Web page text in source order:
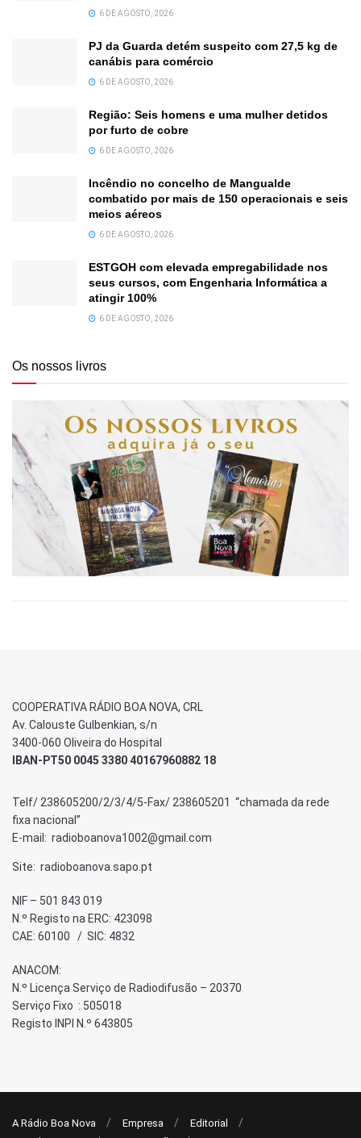
6 DE AGOSTO, 2026
PJ da Guarda detém suspeito com 27,5 kg de
canábis para comércio
6 DE AGOSTO, 2026
Região: Seis homens e uma mulher detidos
por furto de cobre
6 DE AGOSTO, 2026
Incêndio no concelho de Mangualde
combatido por mais de 150 operacionais e seis
meios aéreos
6 DE AGOSTO, 2026
ESTGOH com elevada empregabilidade nos
seus cursos, com Engenharia Informática a
atingir 100%
6 DE AGOSTO, 2026
Os nossos livros
COOPERATIVA RÁDIO BOA NOVA, CRL
Av. Calouste Gulbenkian, s/n
3400-060 Oliveira do Hospital
IBAN-PT50 0045 3380 40167960882 18
Telf/ 238605200/2/3/4/5-Fax/ 238605201 “chamada da rede
fixa nacional”
E-mail: radioboanova1002@gmail.com
Site: radioboanova.sapo.pt
NIF – 501 843 019
N.º Registo na ERC: 423098
CAE: 60100 / SIC: 4832
ANACOM:
N.º Licença Serviço de Radiodifusão – 20370
Serviço Fixo : 505018
Registo INPI N.º 643805
A Rádio Boa Nova Empresa
Editorial